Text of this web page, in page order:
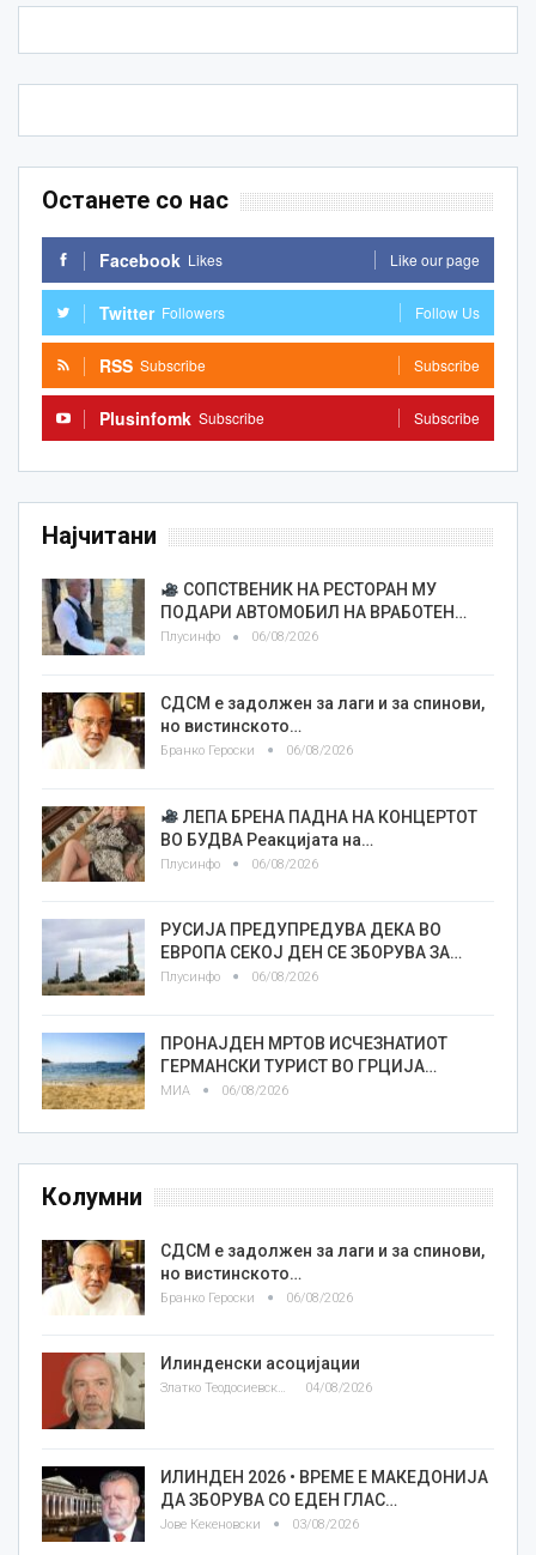
Останете со нас
Facebook Likes Like our page
Twitter Followers Follow Us
RSS Subscribe Subscribe
Plusinfomk Subscribe Subscribe
Најчитани
СОПСТВЕНИК НА РЕСТОРАН МУ
ПОДАРИ АВТОМОБИЛ НА ВРАБОТЕН…
Плусинфо 06/08/2026
СДСМ е задолжен за лаги и за спинови,
но вистинското…
Бранко Героски 06/08/2026
ЛЕПА БРЕНА ПАДНА НА КОНЦЕРТОТ
ВО БУДВА Реакцијата на…
Плусинфо 06/08/2026
РУСИЈА ПРЕДУПРЕДУВА ДЕКА ВО
ЕВРОПА СЕКОЈ ДЕН СЕ ЗБОРУВА ЗА…
Плусинфо 06/08/2026
ПРОНАЈДЕН МРТОВ ИСЧЕЗНАТИОТ
ГЕРМАНСКИ ТУРИСТ ВО ГРЦИЈА…
МИА 06/08/2026
Колумни
СДСМ е задолжен за лаги и за спинови,
но вистинското…
Бранко Героски 06/08/2026
Илинденски асоцијации
Златко Теодосиевски 04/08/2026
ИЛИНДЕН 2026 • ВРЕМЕ Е МАКЕДОНИЈА
ДА ЗБОРУВА СО ЕДЕН ГЛАС…
Јове Кекеновски 03/08/2026